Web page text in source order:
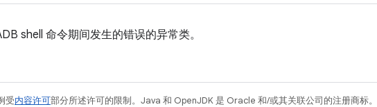
shell 命令期间发生的错误的异常类。
受内容许可部分所述许可的限制。Java 和 OpenJDK 是 Oracle 和/或其关联公司的注册商标。